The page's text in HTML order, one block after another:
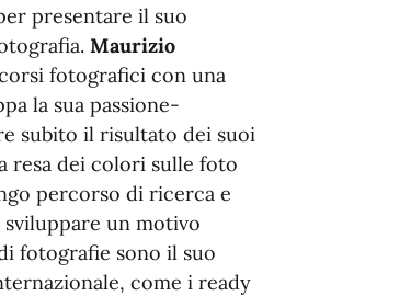
presentare il suo
Maurizio
fotografici con una
la sua passione-
subito il risultato dei suoi
resa dei colori sulle foto
percorso di ricerca e
un motivo
fotografie sono il suo
come i ready